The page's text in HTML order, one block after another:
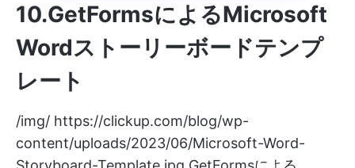
10.GetFormsによるMicrosoft
Wordストーリーボードテンプ
レート
/img/ https://clickup.com/blog/wp-
content/uploads/2023/06/Microsoft-Word-